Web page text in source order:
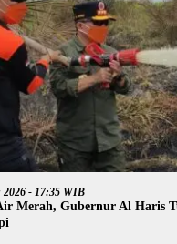
- 17:35 WIB
Merah, Gubernur Al Haris